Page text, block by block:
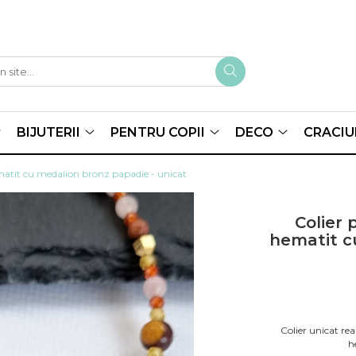
BIJUTERII PENTRU COPII DECO
cu medalion bronz papadie - unicat
Colier
hematit
Colier unicat